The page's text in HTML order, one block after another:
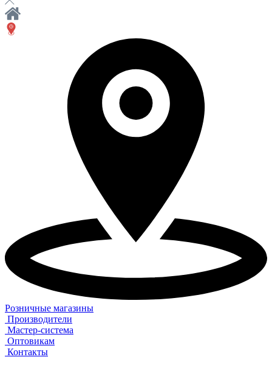
Розничные магазины
Производители
Мастер-система
Оптовикам
Контакты